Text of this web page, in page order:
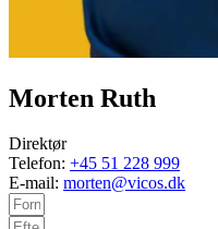
Morten Ruth
Direktør
Telefon: +45 51 228 999
E-mail: morten@vicos.dk